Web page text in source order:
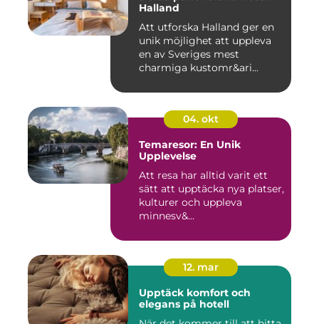
Halland
Att utforska Halland ger en
unik möjlighet att uppleva
en av Sveriges mest
charmiga kustomr&ari...
04. okt
Temaresor: En Unik
Upplevelse
Att resa har alltid varit ett
sätt att upptäcka nya platser,
kulturer och uppleva
minnesv&...
12. mar
Upptäck komfort och
elegans på hotell